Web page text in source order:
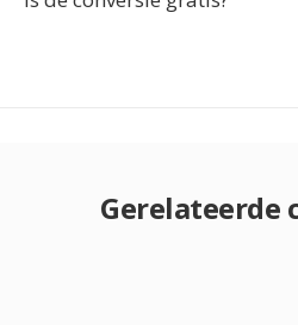
Gerelateerde